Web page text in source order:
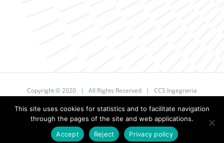
Copyright © 2020 | All Rights Reserved | CCS Ingegneria
Aerospaziale/Aerospace Engineering
Facebook YouTube LinkedIn
This site uses cookies for statistics and to facilitate navigation
through the pages of the site and web applications.
Accept
Reject Privacy policy